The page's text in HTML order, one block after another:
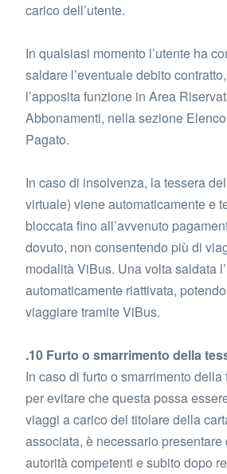
carico dell’utente.
In qualsiasi momento l’utente ha
saldare l’eventuale debito
l’apposita funzione in Area
Abbonamenti, nella sezione
Pagato.
In caso di insolvenza, la tessera
virtuale) viene automaticamente e
bloccata fino all’avvenuto
dovuto, non consentendo più di
modalità ViBus. Una volta saldata
automaticamente riattivata,
viaggiare tramite ViBus.
.10 Furto o smarrimento della
In caso di furto o smarrimento della
per evitare che questa possa
viaggi a carico del titolare della
associata, è necessario
autorità competenti e subito dopo